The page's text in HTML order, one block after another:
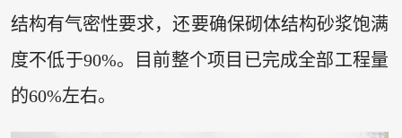
结构有气密性要求，还要确保砌体结构砂浆饱满
度不低于90%。目前整个项目已完成全部工程量
的60%左右。